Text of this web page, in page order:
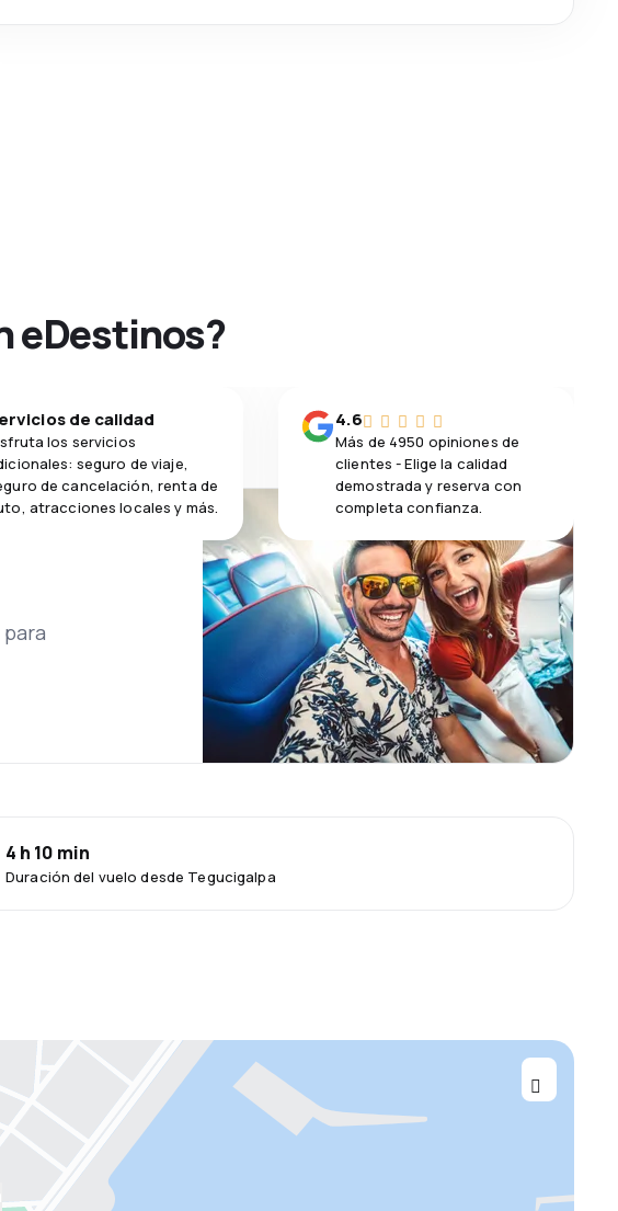
eDestinos?
de calidad
los servicios
seguro de viaje,
de cancelación, renta de
atracciones locales y más.
4.6
Más de 4950 opiniones de
clientes - Elige la calidad
demostrada y reserva con
completa confianza.
Duración del vuelo desde Tegucigalpa
4 h 10 min